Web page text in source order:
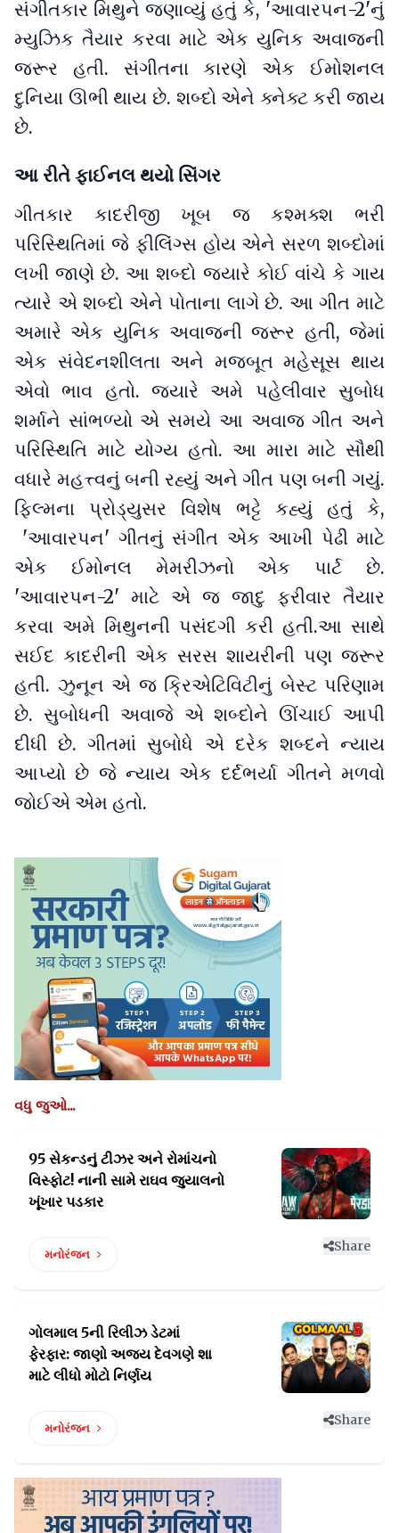
સંગીતકાર મિથુને જણાવ્યું હતું કે, 'આવારપન-2'નું
મ્યુઝિક તૈયાર કરવા માટે એક યુનિક અવાજની
જરૂર હતી. સંગીતના કારણે એક ઈમોશનલ
દુનિયા ઊભી થાય છે. શબ્દો એને ક્નેક્ટ કરી જાય
છે.
આ રીતે ફાઈનલ થયો સિંગર
ગીતકાર કાદરીજી ખૂબ જ કશ્મક્શ ભરી
પરિસ્થિતિમાં જે ફીલિંગ્સ હોય એને સરળ શબ્દોમાં
લખી જાણે છે. આ શબ્દો જ્યારે કોઈ વાંચે કે ગાય
ત્યારે એ શબ્દો એને પોતાના લાગે છે. આ ગીત માટે
અમારે એક યુનિક અવાજની જરૂર હતી, જેમાં
એક સંવેદનશીલતા અને મજબૂત મહેસૂસ થાય
એવો ભાવ હતો. જ્યારે અમે પહેલીવાર સુબોધ
શર્માને સાંભળ્યો એ સમયે આ અવાજ ગીત અને
પરિસ્થિતિ માટે યોગ્ય હતો. આ મારા માટે સૌથી
વધારે મહત્ત્વનું બની રહ્યું અને ગીત પણ બની ગયું.
ફિલ્મના પ્રોડ્યુસર વિશેષ ભટ્ટે કહ્યું હતું કે,
'આવારપન' ગીતનું સંગીત એક આખી પેઢી માટે
એક ઈમોનલ મેમરીઝનો એક પાર્ટ છે.
'આવારપન-2' માટે એ જ જાદુ ફરીવાર તૈયાર
કરવા અમે મિથુનની પસંદગી કરી હતી.આ સાથે
સઈદ કાદરીની એક સરસ શાયરીની પણ જરૂર
હતી. ઝુનૂન એ જ ક્રિએટિવિટીનું બેસ્ટ પરિણામ
છે. સુબોધની અવાજે એ શબ્દોને ઊંચાઈ આપી
દીધી છે. ગીતમાં સુબોધે એ દરેક શબ્દને ન્યાય
આપ્યો છે જે ન્યાય એક દર્દભર્યા ગીતને મળવો
જોઈએ એમ હતો.
વધુ જુઓ...
95 સેકન્ડનું ટીઝર અને રોમાંચનો
વિસ્ફોટ! નાની સામે રાઘવ જુયાલનો
ખૂંખાર પડકાર
મનોરંજન
Share
ગોલમાલ 5ની રિલીઝ ડેટમાં
ફેરફાર: જાણો અજય દેવગણે શા
માટે લીધો મોટો નિર્ણય
મનોરંજન
Share